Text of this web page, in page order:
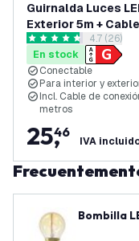
Guirnalda Luces
Exterior 5m +
conexión 3m - con 5
bombillas E27 -
- IP65
abrir el
4.7 estrellas de4.7 (26)
En stock
Conectable
Para interior y
Incl. Cable de
metros
25,
46
IVA
Bombilla